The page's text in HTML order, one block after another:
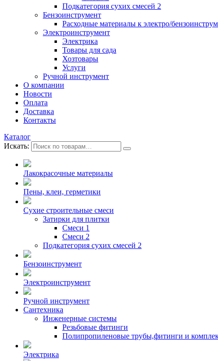
Подкатегория сухих смесей 2
Бензоинструмент
Расходные материалы к электро/
Электроинструмент
Электрика
Товары для сада
Хозтовары
Услуги
Ручной инструмент
О компании
Новости
Оплата
Доставка
Контакты
Каталог
Искать:
Лакокрасочные материалы
Пены, клеи, герметики
Сухие строительные смеси
Затирки для плитки
Смеси 1
Смеси 2
Подкатегория сухих смесей 2
Бензоинструмент
Электроинструмент
Ручной инструмент
Сантехника
Инженерные системы
Резьбовые фитинги
Полипропиленовые трубы,фитинги и
Электрика